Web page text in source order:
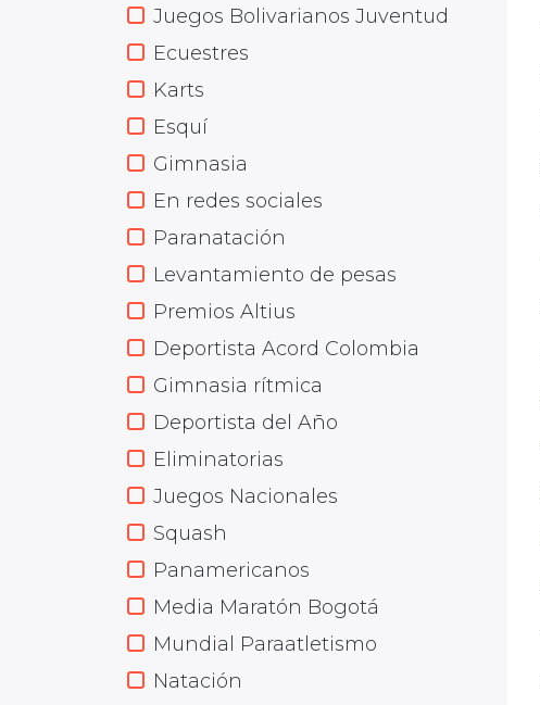
Juegos Bolivarianos Juventud
Ecuestres
Karts
Esquí
Gimnasia
En redes sociales
Paranatación
Levantamiento de pesas
Premios Altius
Deportista Acord Colombia
Gimnasia rítmica
Deportista del Año
Eliminatorias
Juegos Nacionales
Squash
Panamericanos
Media Maratón Bogotá
Mundial Paraatletismo
Natación